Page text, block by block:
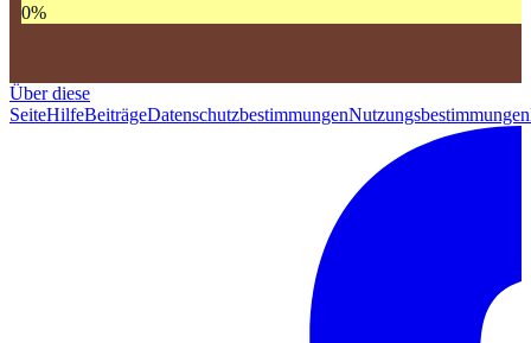
0%
Über diese
SeiteHilfeBeiträgeDatenschutzbestimmungenNutzungsbestimmungen